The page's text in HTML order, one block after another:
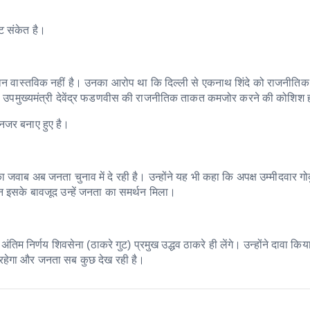
संकेत है।
नहीं है। उनका आरोप था कि दिल्ली से एकनाथ शिंदे को
देवेंद्र फडणवीस की राजनीतिक ताकत कमजोर करने की कोशिश
बनाए हुए है।
जवाब अब जनता चुनाव में दे रही है। उन्होंने यह भी कहा कि अपक्ष उम्मीदवार
इसके बावजूद उन्हें जनता का समर्थन मिला।
निर्णय शिवसेना (ठाकरे गुट) प्रमुख उद्धव ठाकरे ही लेंगे। उन्होंने दावा
रहेगा और जनता सब कुछ देख रही है।